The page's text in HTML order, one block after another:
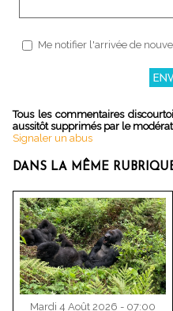
Me notifier l'arrivée de
Tous les commentaires
aussitôt supprimés par le
Signaler un abus
DANS LA MÊME
Mardi 4 Août 2026 - 07:00